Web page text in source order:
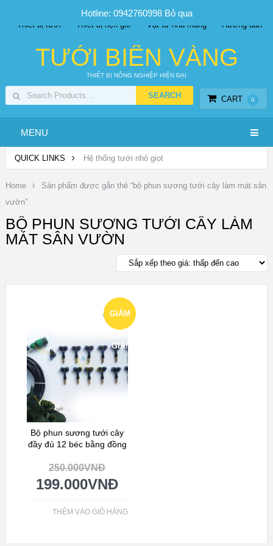
SP PHUN SƯƠNG GIÁ TỐT Bộ KIT tưới
Thiết bị tưới
Thiết bị hẹn giờ Vật tư nhà màng Hướng dẫn
TƯỚI BIỂN VÀNG
THIẾT BỊ NÔNG NGHIỆP HIỆN ĐẠI
CART 0
MENU
QUICK LINKS Hệ thống tưới nhỏ giọt
Home
Sản phẩm được gắn thẻ “bộ phun sương tưới cây làm mát sân
vườn”
BỘ PHUN SƯƠNG TƯỚI CÂY LÀM
MÁT SÂN VƯỜN
GIẢM
GIÁ!
Bộ phun sương tưới cây
đầy đủ 12 béc bằng đồng
250.000VNĐ
199.000VNĐ
THÊM VÀO GIỎ HÀNG
Hotline: 0942760998 Bỏ qua